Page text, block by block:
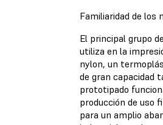
Familiaridad de los
El principal grupo
utiliza en la
nylon, un
de gran capacidad
prototipado
producción de uso
para un amplio